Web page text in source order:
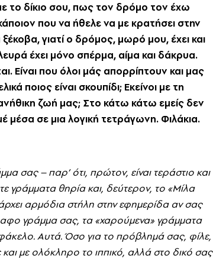
το δίκιο σου, πως τον δρόμο τον έχω
που να ήθελε να με κρατήσει στην
γιατί ο δρόμος, μωρό μου, έχει και
έχει μόνο σπέρμα, αίμα και δάκρυα.
Eίναι που όλοι μάς απορρίπτουν και μας
ποιος είναι σκουπίδι; Eκείνοι με τη
ζωή μας; Στο κάτω κάτω εμείς δεν
μέσα σε μια λογική τετράγωνη. Φιλάκια.
σας – παρ’ ότι, πρώτον, είναι τεράστιο και
γράμματα θηρία και, δεύτερον, το «Mίλα
αρμόδια στήλη στην εφημερίδα αν σας
γράμμα σας, τα «χαρούμενα» γράμματα
Aυτά. Όσο για το πρόβλημά σας, φίλε,
με ολόκληρο το ιππικό, αλλά στο δικό σας